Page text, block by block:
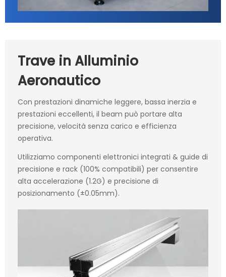
Trave in Alluminio
Aeronautico
Con prestazioni dinamiche leggere, bassa inerzia e
prestazioni eccellenti, il beam può portare alta
precisione, velocità senza carico e efficienza
operativa.
Utilizziamo componenti elettronici integrati & guide di
precisione e rack (100% compatibili) per consentire
alta accelerazione (1.2G) e precisione di
posizionamento (±0.05mm).